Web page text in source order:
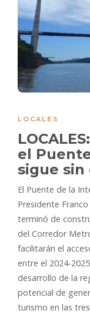
LOCALES
el
sigue sin
El Puente de la
Presidente
terminó de
del Corredor
facilitarán el
entre el 2024-
desarrollo de la
potencial de
turismo en las